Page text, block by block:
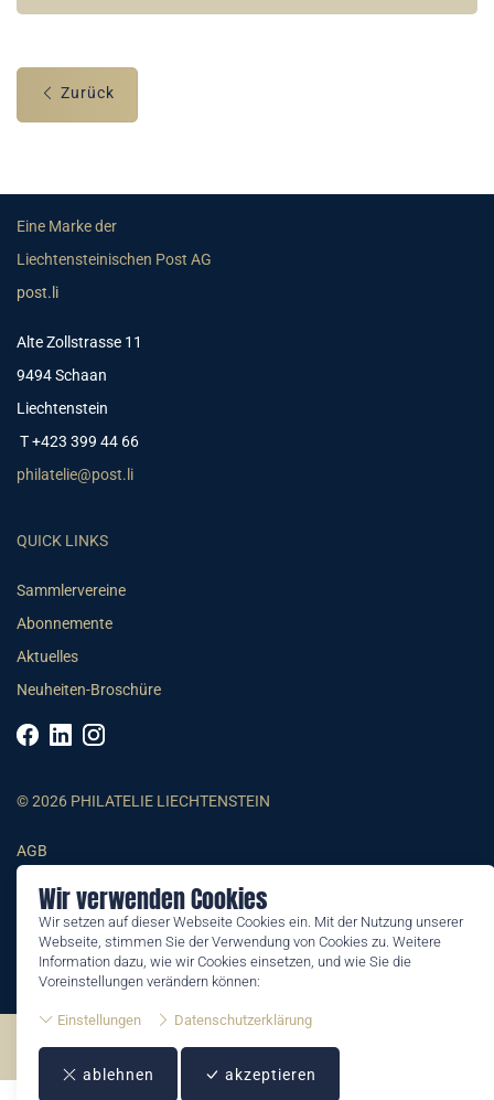
Wir verwenden Cookies
Wir setzen auf dieser Webseite Cookies ein. Mit der Nutzung unserer
Webseite, stimmen Sie der Verwendung von Cookies zu. Weitere
Information dazu, wie wir Cookies einsetzen, und wie Sie die
Voreinstellungen verändern können:
Einstellungen Datenschutzerklärung
ablehnen akzeptieren
Zurück
Eine Marke der
Liechtensteinischen Post AG
post.li
Alte Zollstrasse 11
9494 Schaan
Liechtenstein
T +423 399 44 66
philatelie@post.li
QUICK LINKS
Sammlervereine
Abonnemente
Aktuelles
Neuheiten-Broschüre
© 2026 PHILATELIE LIECHTENSTEIN
AGB
Impressum
Datenschutzerklärung
©2026 by Philatelie Liechtenstein | All rights reserved